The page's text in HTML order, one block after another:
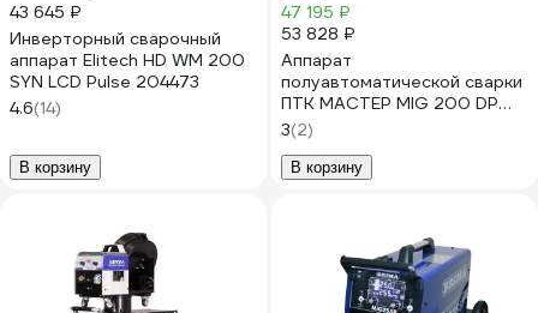
43 645 ₽
Инверторный сварочный
аппарат Elitech HD WM 200
SYN LCD Pulse 204473
4.6(14)
В корзину
47 195 ₽
53 828 ₽
Аппарат
полуавтоматической сварки
ПТК МАСТЕР MIG 200 DP
SYN NF 99-4 LED
00000043195
3(2)
В корзину